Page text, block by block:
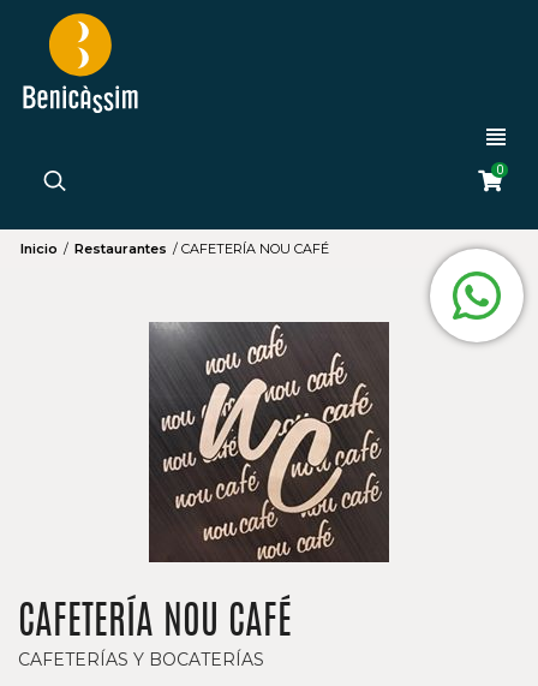
0
Inicio / Restaurantes / CAFETERÍA NOU CAFÉ
CAFETERÍA NOU CAFÉ
CAFETERÍAS Y BOCATERÍAS